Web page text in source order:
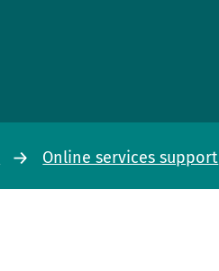
Online services support